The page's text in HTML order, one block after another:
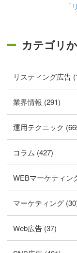
カテゴリ
リスティング広告
業界情報 (291)
運用テクニック
コラム (427)
WEBマーケティン
マーケティング
Web広告 (37)